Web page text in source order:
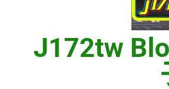
J172tw